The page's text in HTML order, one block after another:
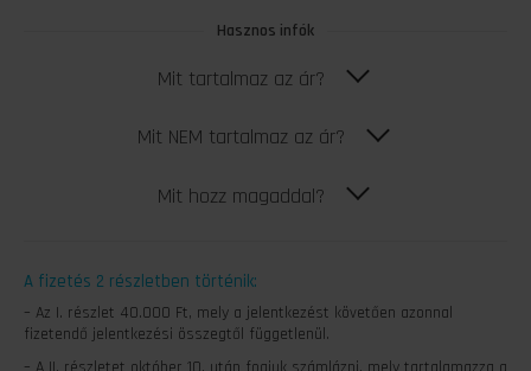
55.000 Ft / fő
Hasznos infók
Mit tartalmaz az ár?
Mit NEM tartalmaz az ár?
A fizetés 2 részletben történik:
– Az I. részlet 40.000 Ft, mely a jelentkezést követően azonnal